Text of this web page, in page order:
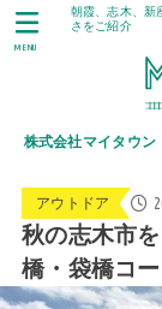
朝霞、志木、新
さをご紹介
株式会社マイタウン
MENU
アウトドア
秋の志木市
橋・袋橋コー